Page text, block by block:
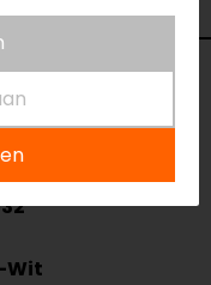
INFINITY II
jethelm
Wit